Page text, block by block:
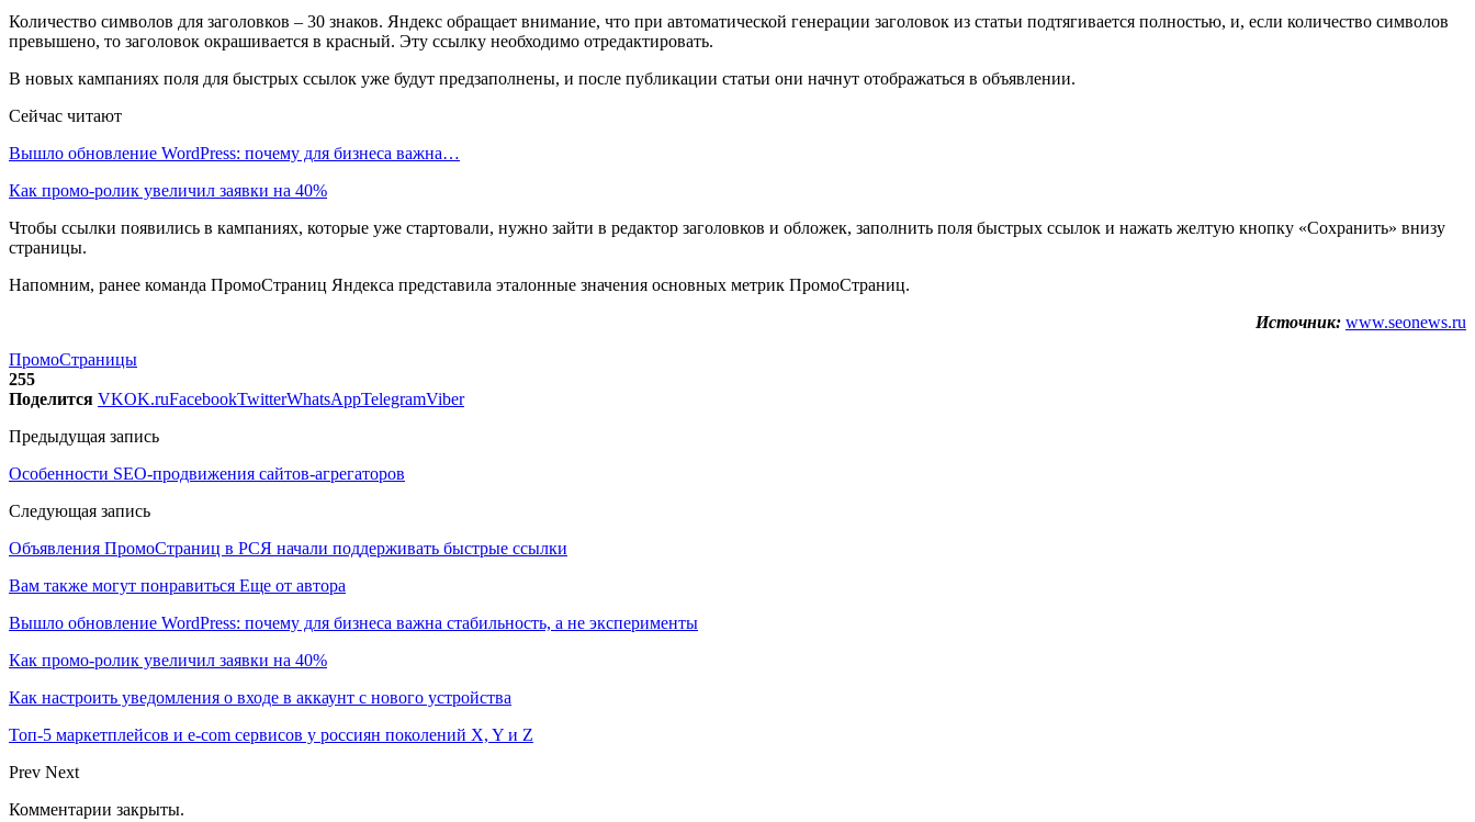
Количество символов для заголовков – 30 знаков. Яндекс обращает внимание, что при автоматической генерации заголовок из статьи подтягивается полностью, и, если количество символов
превышено, то заголовок окрашивается в красный. Эту ссылку необходимо отредактировать.
В новых кампаниях поля для быстрых ссылок уже будут предзаполнены, и после публикации статьи они начнут отображаться в объявлении.
Сейчас читают
Вышло обновление WordPress: почему для бизнеса важна…
Как промо-ролик увеличил заявки на 40%
Чтобы ссылки появились в кампаниях, которые уже стартовали, нужно зайти в редактор заголовков и обложек, заполнить поля быстрых ссылок и нажать желтую кнопку «Сохранить» внизу
страницы.
Напомним, ранее команда ПромоСтраниц Яндекса представила эталонные значения основных метрик ПромоСтраниц.
Источник: www.seonews.ru
ПромоСтраницы
255
Поделится VKOK.ruFacebookTwitterWhatsAppTelegramViber
Предыдущая запись
Особенности SEO-продвижения сайтов-агрегаторов
Следующая запись
Объявления ПромоСтраниц в РСЯ начали поддерживать быстрые ссылки
Вам также могут понравиться Еще от автора
Вышло обновление WordPress: почему для бизнеса важна стабильность, а не эксперименты
Как промо-ролик увеличил заявки на 40%
Как настроить уведомления о входе в аккаунт с нового устройства
Топ-5 маркетплейсов и e-com сервисов у россиян поколений X, Y и Z
Prev Next
Комментарии закрыты.